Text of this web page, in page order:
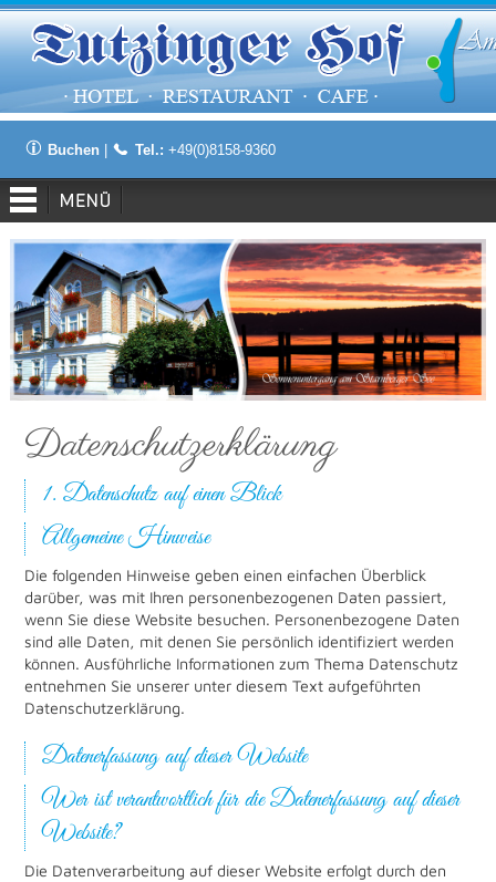
Buchen Tel.: +49(0)8158-9360
Datenschutz­erklärung
1. Datenschutz auf einen Blick
Allgemeine Hinweise
Die folgenden Hinweise geben einen einfachen Überblick
darüber, was mit Ihren personenbezogenen Daten passiert,
wenn Sie diese Website besuchen. Personenbezogene Daten
sind alle Daten, mit denen Sie persönlich identifiziert werden
können. Ausführliche Informationen zum Thema Datenschutz
entnehmen Sie unserer unter diesem Text aufgeführten
Datenschutzerklärung.
Datenerfassung auf dieser Website
Wer ist verantwortlich für die Datenerfassung auf dieser
Website?
Die Datenverarbeitung auf dieser Website erfolgt durch den